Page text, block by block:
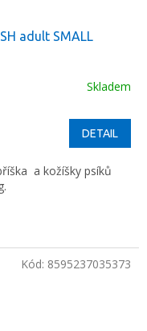
adult SMALL
Skladem
DETAIL
a kožíšky psíků
Kód: 8595237035373